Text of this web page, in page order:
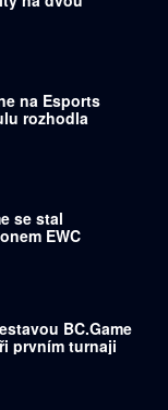
na Esports
rozhodla
se stal
EWC
BC.Game
prvním turnaji